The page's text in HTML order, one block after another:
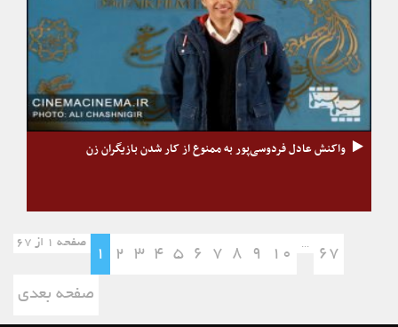
واکنش عادل فردوسی‌پور به ممنوع از کار شدن بازیگران زن
صفحه 1 از 67
1 2 3 4 5 6 7 8 9 10
...
67
صفحه بعدی